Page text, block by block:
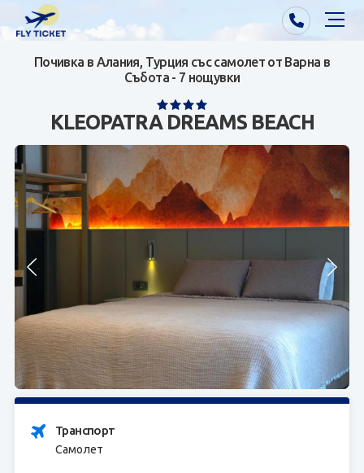
Почивки от Варна
Почивки от София/Пловдив/Бургас
Самолетни билети
Визи
Контакти
За нас
ЗАПИТВАНЕ
Почивка в Алания, Турция със самолет от Варна в
Събота - 7 нощувки
KLEOPATRA DREAMS BEACH
Транспорт
Самолет